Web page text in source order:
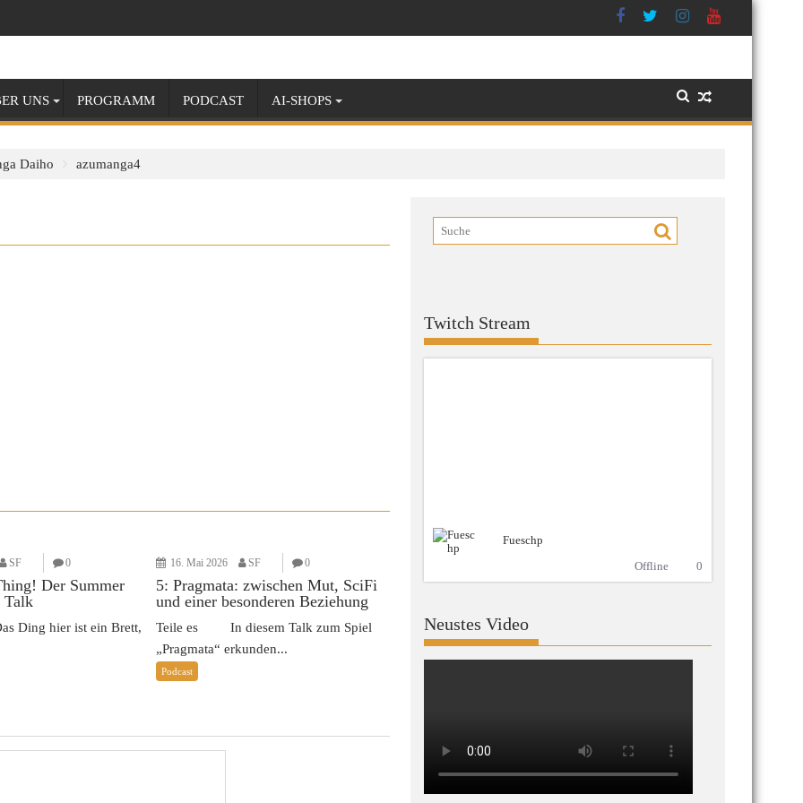
UNS PROGRAMM PODCAST AI-SHOPS
Daiho azumanga4
SF 0
Der Summer
Talk
hier ist ein Brett,
16. Mai 2026 SF 0
5: Pragmata: zwischen Mut, SciFi
und einer besonderen Beziehung
Teile es In diesem Talk zum Spiel
„Pragmata“ erkunden...
Podcast
Twitch Stream
Fueschp
Offline
0
Neustes Video